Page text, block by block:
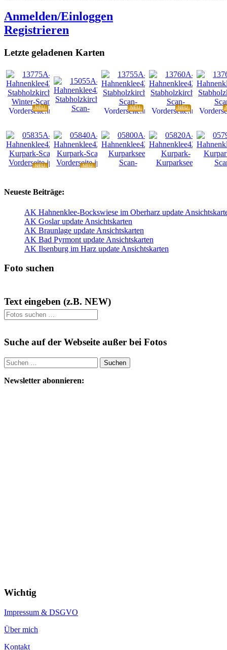
Anmelden/Einloggen
Registrieren
Letzte geladenen Karten
NEU NEU NEU
NEU
NEU
Neueste Beiträge:
AK Hahnenklee-Bockswiese im Oberharz update
AK Goslar update Ansichtskarten
AK Braunlage update Ansichtskarten
AK Bad Pyrmont update Ansichtskarten
AK Ilsenburg im Harz update Ansichtskarten
Foto suchen
Text eingeben (z.B. NEW)
Suche auf der Webseite außer bei Fotos
Suchen
nach:
Newsletter abonnieren:
Wichtig
Impressum & DSGVO
Über mich
Kontakt